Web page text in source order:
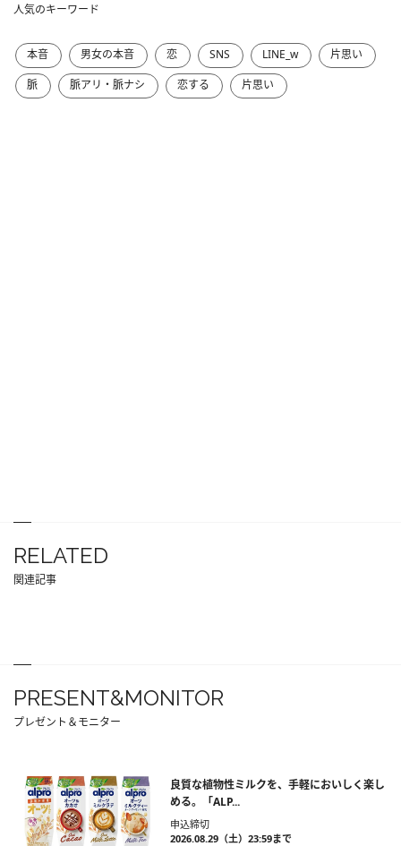
人気のキーワード
本音 男女の本音 恋 SNS LINE_w
片思い
脈
脈アリ・脈ナシ 恋する 片思い
RELATED
関連記事
PRESENT&MONITOR
プレゼント＆モニター
良質な植物性ミルクを、手軽においしく楽し
める。「ALP...
申込締切
2026.08.29（土）23:59まで